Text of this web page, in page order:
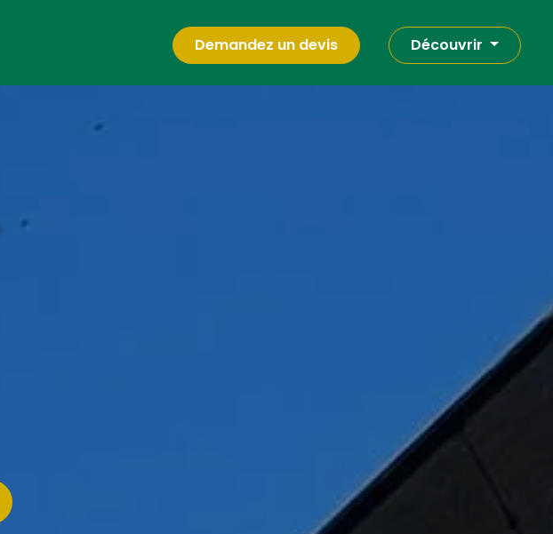
Demandez un devis Découvrir